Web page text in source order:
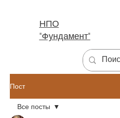
НПО
"Фундамент"
Пост
Все посты